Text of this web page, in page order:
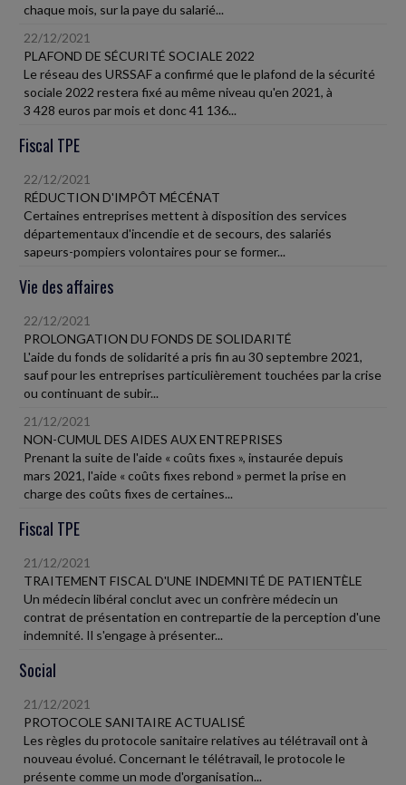
chaque mois, sur la paye du salarié...
22/12/2021
PLAFOND DE SÉCURITÉ SOCIALE 2022
Le réseau des URSSAF a confirmé que le plafond de la sécurité
sociale 2022 restera fixé au même niveau qu'en 2021, à
3 428 euros par mois et donc 41 136...
Fiscal TPE
22/12/2021
RÉDUCTION D'IMPÔT MÉCÉNAT
Certaines entreprises mettent à disposition des services
départementaux d'incendie et de secours, des salariés
sapeurs-pompiers volontaires pour se former...
Vie des affaires
22/12/2021
PROLONGATION DU FONDS DE SOLIDARITÉ
L'aide du fonds de solidarité a pris fin au 30 septembre 2021,
sauf pour les entreprises particulièrement touchées par la crise
ou continuant de subir...
21/12/2021
NON-CUMUL DES AIDES AUX ENTREPRISES
Prenant la suite de l'aide « coûts fixes », instaurée depuis
mars 2021, l'aide « coûts fixes rebond » permet la prise en
charge des coûts fixes de certaines...
Fiscal TPE
21/12/2021
TRAITEMENT FISCAL D'UNE INDEMNITÉ DE PATIENTÈLE
Un médecin libéral conclut avec un confrère médecin un
contrat de présentation en contrepartie de la perception d'une
indemnité. Il s'engage à présenter...
Social
21/12/2021
PROTOCOLE SANITAIRE ACTUALISÉ
Les règles du protocole sanitaire relatives au télétravail ont à
nouveau évolué. Concernant le télétravail, le protocole le
présente comme un mode d'organisation...